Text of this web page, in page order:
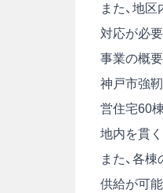
また、地
対応が必
事業の概要
神戸市強
営住宅60
地内を貫
また、各
供給が可